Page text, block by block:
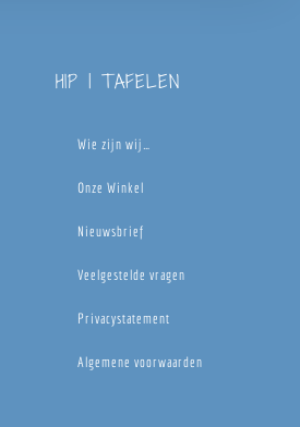
HIP | TAFELEN
Wie zijn wij…
Onze Winkel
Nieuwsbrief
Veelgestelde vragen
Privacystatement
Algemene voorwaarden